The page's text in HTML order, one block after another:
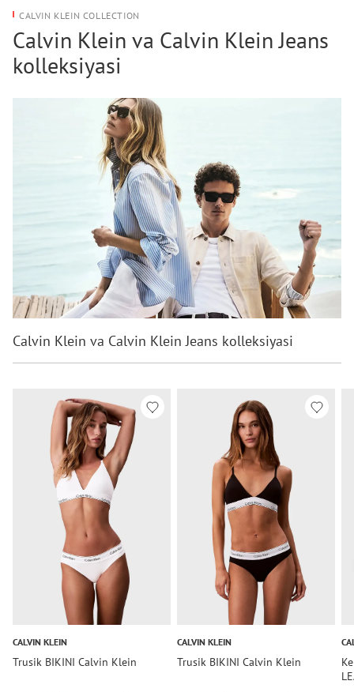
CALVIN KLEIN COLLECTION
Calvin Klein va Calvin Klein Jeans
kolleksiyasi
Calvin Klein va Calvin Klein Jeans kolleksiyasi
CALVIN KLEIN
Trusik BIKINI Calvin Klein
CALVIN KLEIN
Trusik BIKINI Calvin Klein